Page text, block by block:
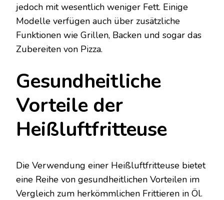
jedoch mit wesentlich weniger Fett. Einige
Modelle verfügen auch über zusätzliche
Funktionen wie Grillen, Backen und sogar das
Zubereiten von Pizza.
Gesundheitliche
Vorteile der
Heißluftfritteuse
Die Verwendung einer Heißluftfritteuse bietet
eine Reihe von gesundheitlichen Vorteilen im
Vergleich zum herkömmlichen Frittieren in Öl.